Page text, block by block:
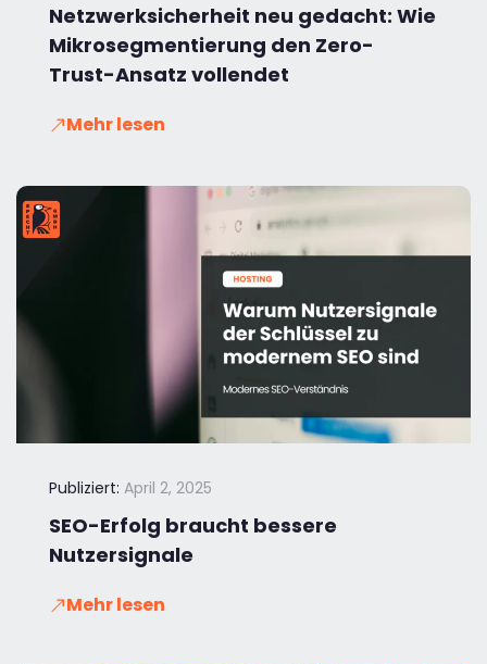
Netzwerksicherheit neu gedacht: Wie
Mikrosegmentierung den Zero-
Trust-Ansatz vollendet
Mehr lesen
Publiziert: April 2, 2025
SEO-Erfolg braucht bessere
Nutzersignale
Mehr lesen